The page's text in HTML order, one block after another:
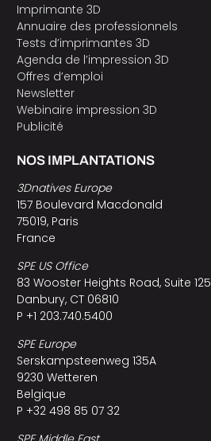
Imprimante 3D
Annuaire des professionnels
Tests d’imprimantes 3D
Agenda de l’impression 3D
Offres d’emploi
Newsletter
Webinaire impression 3D
Publicité
NOS IMPLANTATIONS
3Dnatives Europe
157 Boulevard Macdonald
75019, Paris
France
SPE US Office
83 Wooster Heights Road, Suite 125
Danbury, CT 06810
P +1 203.740.5400
SPE Europe
Serskampsteenweg 135A
9230 Wetteren
Belgique
P +32 498 85 07 32